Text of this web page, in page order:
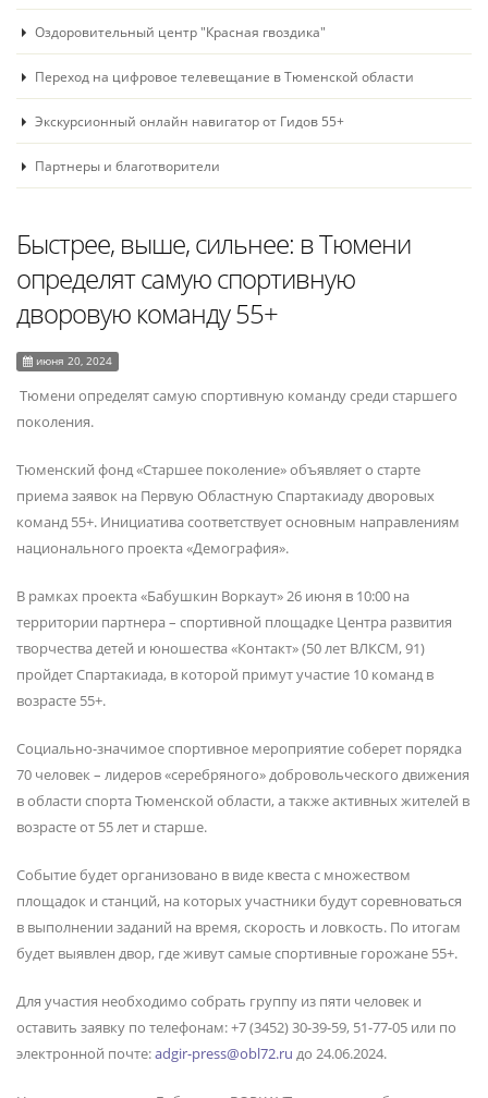
Оздоровительный центр "Красная гвоздика"
Переход на цифровое телевещание в Тюменской области
Экскурсионный онлайн навигатор от Гидов 55+
Партнеры и благотворители
Быстрее, выше, сильнее: в Тюмени
определят самую спортивную
дворовую команду 55+
июня 20, 2024
Тюмени определят самую спортивную команду среди старшего
поколения.
Тюменский фонд «Старшее поколение» объявляет о старте
приема заявок на Первую Областную Спартакиаду дворовых
команд 55+. Инициатива соответствует основным направлениям
национального проекта «Демография».
В рамках проекта «Бабушкин Воркаут» 26 июня в 10:00 на
территории партнера – спортивной площадке Центра развития
творчества детей и юношества «Контакт» (50 лет ВЛКСМ, 91)
пройдет Спартакиада, в которой примут участие 10 команд в
возрасте 55+.
Социально-значимое спортивное мероприятие соберет порядка
70 человек – лидеров «серебряного» добровольческого движения
в области спорта Тюменской области, а также активных жителей в
возрасте от 55 лет и старше.
Событие будет организовано в виде квеста с множеством
площадок и станций, на которых участники будут соревноваться
в выполнении заданий на время, скорость и ловкость. По итогам
будет выявлен двор, где живут самые спортивные горожане 55+.
Для участия необходимо собрать группу из пяти человек и
оставить заявку по телефонам: +7 (3452) 30-39-59, 51-77-05 или по
электронной почте:adgir-press@obl72.ru до 24.06.2024.